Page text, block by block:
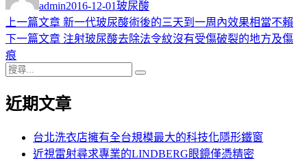
admin
日
期:
2016-12-01玻尿酸
文
章
導
覽
上一篇文章 上
一
新一代玻尿酸術後的三天到一周內效果相當不賴
下一篇文章 下
章:
注射玻尿酸去除法令紋沒有受傷破裂的地方及傷
痕
搜
關
近期文章
台北洗衣店擁有全台規模最大的科技化隱形鐵窗
近視雷射尋求專業的LINDBERG眼鏡僅憑精密